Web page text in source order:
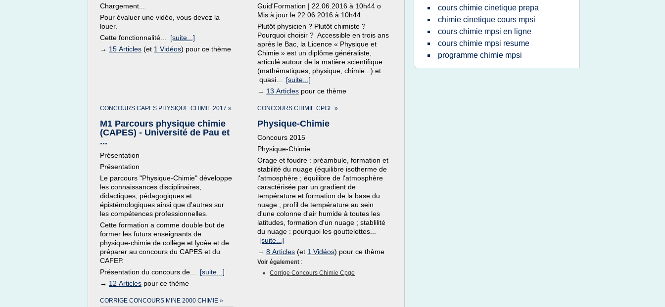
Chargement...
Pour évaluer une vidéo, vous devez la
louer.
Cette fonctionnalité... [suite...]
→ 15 Articles (et 1 Vidéos) pour ce thème
Guid'Formation | 22.06.2016 à 10h44 o
Mis à jour le 22.06.2016 à 10h44
Plutôt physicien ? Plutôt chimiste ?
Pourquoi choisir ? Accessible en trois ans
après le Bac, la Licence « Physique et
Chimie » est un diplôme généraliste,
articulé autour de la matière scientifique
(mathématiques, physique, chimie...) et
quasi... [suite...]
→ 13 Articles pour ce thème
CONCOURS CAPES PHYSIQUE CHIMIE 2017 »
M1 Parcours physique chimie
(CAPES) - Université de Pau et
...
Présentation
Présentation
Le parcours "Physique-Chimie" développe
les connaissances disciplinaires,
didactiques, pédagogiques et
épistémologiques ainsi que d'autres sur
les compétences professionnelles.
Cette formation a comme double but de
former les futurs enseignants de
physique-chimie de collège et lycée et de
préparer au concours du CAPES et du
CAFEP.
Présentation du concours de... [suite...]
→ 12 Articles pour ce thème
CONCOURS CHIMIE CPGE »
Physique-Chimie
Concours 2015
Physique-Chimie
Orage et foudre : préambule, formation et
stabilité du nuage (équilibre isotherme de
l'atmosphère ; équilibre de l'atmosphère
caractérisée par un gradient de
température et formation de la base du
nuage ; profil de température au sein
d'une colonne d'air humide à toutes les
latitudes, formation d'un nuage ; stablilité
du nuage : pourquoi les gouttelettes...
[suite...]
→ 8 Articles (et 1 Vidéos) pour ce thème
Voir également :
Corrige Concours Chimie Cpge
CORRIGE CONCOURS MINE 2000 CHIMIE »
cours chimie cinetique prepa
chimie cinetique cours mpsi
cours chimie mpsi en ligne
cours chimie mpsi resume
programme chimie mpsi